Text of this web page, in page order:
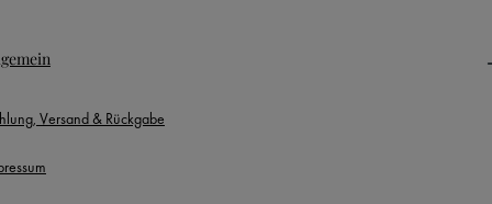
Versand & Rückgabe